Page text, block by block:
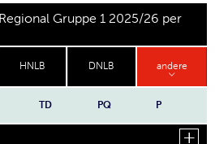
Gruppe 1 2025/26 per
HNLB DNLB andere
TD PQ P